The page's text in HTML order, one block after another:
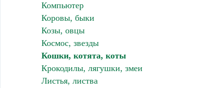
Компьютер
Коровы, быки
Козы, овцы
Космос, звезды
Кошки, котята, коты
Крокодилы, лягушки, змеи
Листья, листва